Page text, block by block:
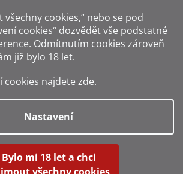
cookies,“ nebo se pod
cookies“ dozvědět vše podstatné
Odmítnutím cookies zároveň
již bylo 18 let.
cookies najdete zde.
Nastavení
Bylo mi 18 let a chci
alkoholu osobám mladším 18 let.
Vytvořil Shoptet